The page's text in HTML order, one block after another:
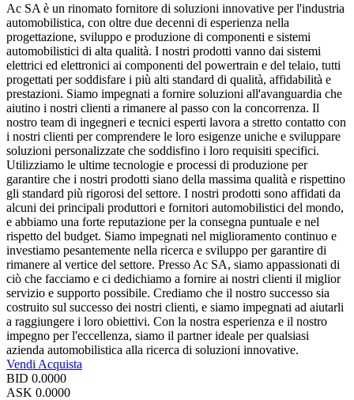
Ac SA è un rinomato fornitore di soluzioni innovative per l'industria
automobilistica, con oltre due decenni di esperienza nella
progettazione, sviluppo e produzione di componenti e sistemi
automobilistici di alta qualità. I nostri prodotti vanno dai sistemi
elettrici ed elettronici ai componenti del powertrain e del telaio, tutti
progettati per soddisfare i più alti standard di qualità, affidabilità e
prestazioni. Siamo impegnati a fornire soluzioni all'avanguardia che
aiutino i nostri clienti a rimanere al passo con la concorrenza. Il
nostro team di ingegneri e tecnici esperti lavora a stretto contatto con
i nostri clienti per comprendere le loro esigenze uniche e sviluppare
soluzioni personalizzate che soddisfino i loro requisiti specifici.
Utilizziamo le ultime tecnologie e processi di produzione per
garantire che i nostri prodotti siano della massima qualità e rispettino
gli standard più rigorosi del settore. I nostri prodotti sono affidati da
alcuni dei principali produttori e fornitori automobilistici del mondo,
e abbiamo una forte reputazione per la consegna puntuale e nel
rispetto del budget. Siamo impegnati nel miglioramento continuo e
investiamo pesantemente nella ricerca e sviluppo per garantire di
rimanere al vertice del settore. Presso Ac SA, siamo appassionati di
ciò che facciamo e ci dedichiamo a fornire ai nostri clienti il miglior
servizio e supporto possibile. Crediamo che il nostro successo sia
costruito sul successo dei nostri clienti, e siamo impegnati ad aiutarli
a raggiungere i loro obiettivi. Con la nostra esperienza e il nostro
impegno per l'eccellenza, siamo il partner ideale per qualsiasi
azienda automobilistica alla ricerca di soluzioni innovative.
Vendi Acquista
BID 0.0000
ASK 0.0000